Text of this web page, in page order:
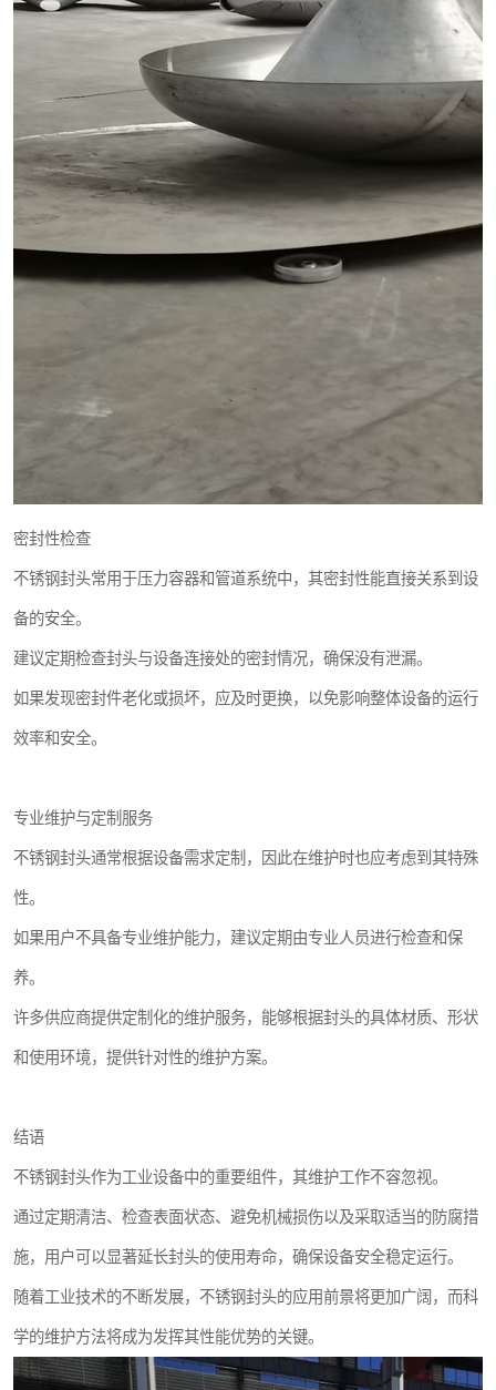
密封性检查
不锈钢封头常用于压力容器和管道系统中，其密封性能直接关系到设
备的安全。
建议定期检查封头与设备连接处的密封情况，确保没有泄漏。
如果发现密封件老化或损坏，应及时更换，以免影响整体设备的运行
效率和安全。
专业维护与定制服务
不锈钢封头通常根据设备需求定制，因此在维护时也应考虑到其特殊
性。
如果用户不具备专业维护能力，建议定期由专业人员进行检查和保
养。
许多供应商提供定制化的维护服务，能够根据封头的具体材质、形状
和使用环境，提供针对性的维护方案。
结语
不锈钢封头作为工业设备中的重要组件，其维护工作不容忽视。
通过定期清洁、检查表面状态、避免机械损伤以及采取适当的防腐措
施，用户可以显著延长封头的使用寿命，确保设备安全稳定运行。
随着工业技术的不断发展，不锈钢封头的应用前景将更加广阔，而科
学的维护方法将成为发挥其性能优势的关键。